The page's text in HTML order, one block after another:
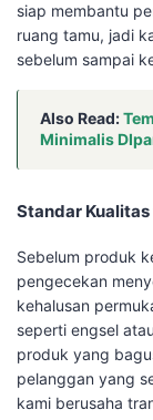
siap membantu
ruang tamu, jadi
sebelum sampai
Also Read:
Minimalis
Standar
Sebelum produk
pengecekan
kehalusan
seperti engsel
produk yang
pelanggan yang
kami berusaha